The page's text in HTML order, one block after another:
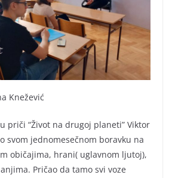
Knežević
priči “Život na drugoj planeti” Viktor
svom jednomesečnom boravku na
običajima, hrani( uglavnom ljutoj),
Pričao da tamo svi voze